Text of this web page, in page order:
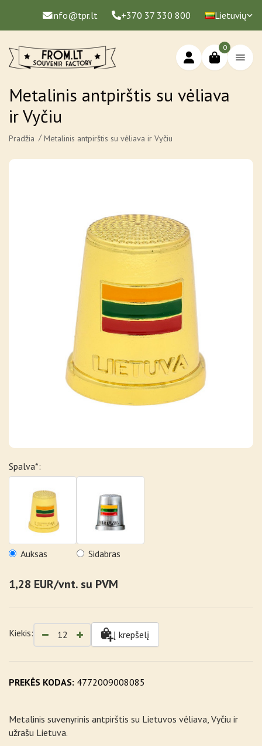
info@tpr.lt +370 37 330 800 Lietuvių
0
Metalinis antpirštis su vėliava
ir Vyčiu
Pradžia Metalinis antpirštis su vėliava ir Vyčiu
PREKĖS KODAS: 4772009008085
Metalinis suvenyrinis antpirštis su Lietuvos vėliava, Vyčiu ir
užrašu Lietuva.
Spalva*:
Auksas Sidabras
1,28 EUR/vnt. su PVM
Kiekis: Į krepšelį